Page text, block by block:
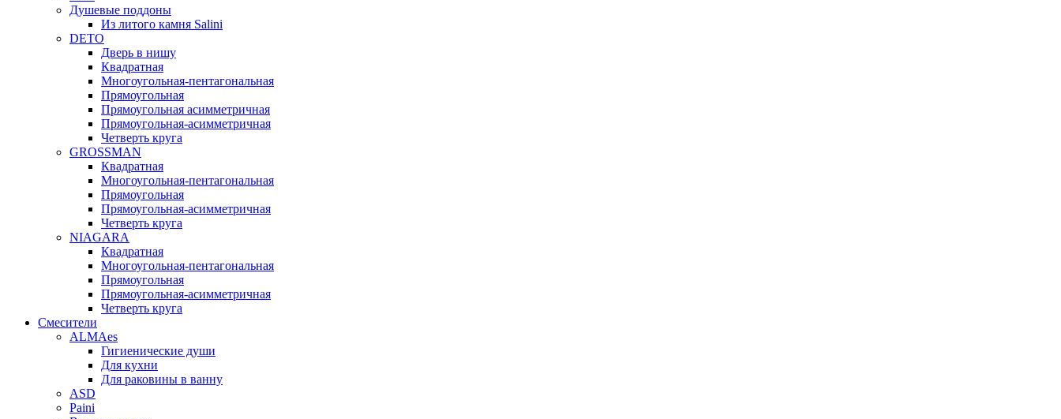
Душевые поддоны
Из литого камня Salini
DETO
Дверь в нишу
Квадратная
Многоугольная-пентагональная
Прямоугольная
Прямоугольная асимметричная
Прямоугольная-асимметричная
Четверть круга
GROSSMAN
Квадратная
Многоугольная-пентагональная
Прямоугольная
Прямоугольная-асимметричная
Четверть круга
NIAGARA
Квадратная
Многоугольная-пентагональная
Прямоугольная
Прямоугольная-асимметричная
Четверть круга
Смесители
ALMAes
Гигиенические души
Для кухни
Для раковины в ванну
ASD
Paini